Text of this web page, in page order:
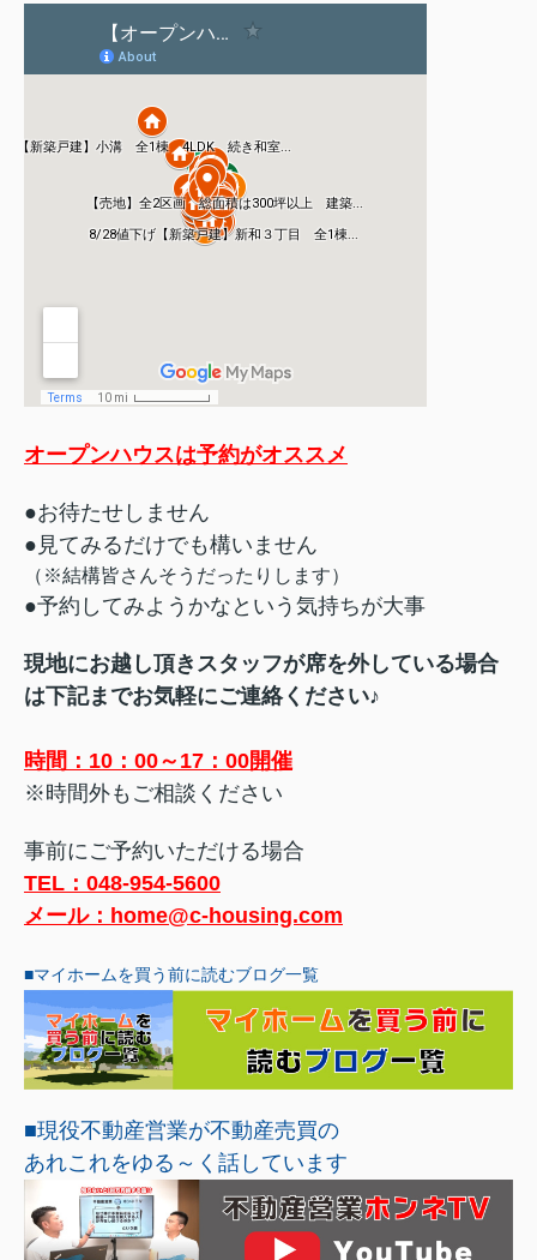
オープンハウスは予約がオススメ
●お待たせしません
●見てみるだけでも構いません
（※結構皆さんそうだったりします）
●予約してみようかなという気持ちが大事
現地にお越し頂きスタッフが席を外している場合
は下記までお気軽にご連絡ください♪
時間：10：00～17：00開催
※時間外もご相談ください
事前にご予約いただける場合
TEL：048-954-5600
メール：home@c-housing.com
■マイホームを買う前に読むブログ一覧
■現役不動産営業が不動産売買の
あれこれをゆる～く話しています